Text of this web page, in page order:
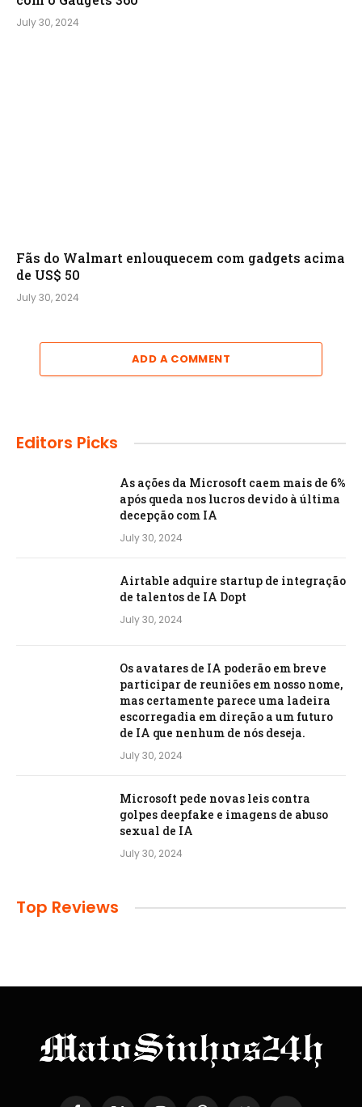
July 30, 2024
Fãs do Walmart enlouquecem com gadgets acima
de US$ 50
July 30, 2024
ADD A COMMENT
Editors Picks
As ações da Microsoft caem mais de 6%
após queda nos lucros devido à última
decepção com IA
July 30, 2024
Airtable adquire startup de integração
de talentos de IA Dopt
July 30, 2024
Os avatares de IA poderão em breve
participar de reuniões em nosso nome,
mas certamente parece uma ladeira
escorregadia em direção a um futuro
de IA que nenhum de nós deseja.
July 30, 2024
Microsoft pede novas leis contra
golpes deepfake e imagens de abuso
sexual de IA
July 30, 2024
Top Reviews